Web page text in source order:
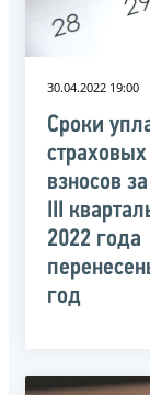
30.04.2022 19:00
Сроки
страховых
взносов
III
2022 года
год